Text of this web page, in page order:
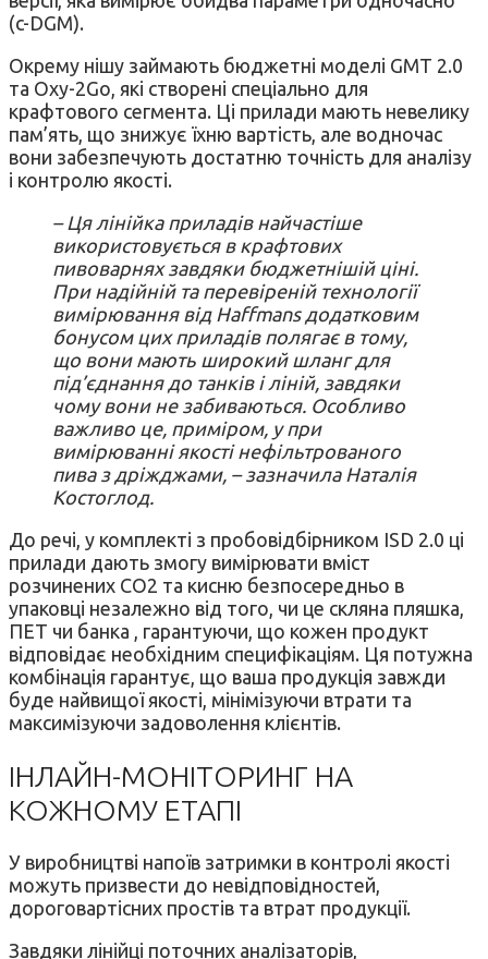
(c-DGM).
Окрему нішу займають бюджетні моделі GMT 2.0
та Oxy-2Go, які створені спеціально для
крафтового сегмента. Ці прилади мають невелику
пам’ять, що знижує їхню вартість, але водночас
вони забезпечують достатню точність для аналізу
і контролю якості.
– Ця лінійка приладів найчастіше
використовується в крафтових
пивоварнях завдяки бюджетнішій ціні.
При надійній та перевіреній технології
вимірювання від Haffmans додатковим
бонусом цих приладів полягає в тому,
що вони мають широкий шланг для
під’єднання до танків і ліній, завдяки
чому вони не забиваються. Особливо
важливо це, приміром, у при
вимірюванні якості нефільтрованого
пива з дріжджами, – зазначила Наталія
Костоглод.
До речі, у комплекті з пробовідбірником ISD 2.0 ці
прилади дають змогу вимірювати вміст
розчинених CO2 та кисню безпосередньо в
упаковці незалежно від того, чи це скляна пляшка,
ПЕТ чи банка , гарантуючи, що кожен продукт
відповідає необхідним специфікаціям. Ця потужна
комбінація гарантує, що ваша продукція завжди
буде найвищої якості, мінімізуючи втрати та
максимізуючи задоволення клієнтів.
ІНЛАЙН-МОНІТОРИНГ НА
КОЖНОМУ ЕТАПІ
У виробництві напоїв затримки в контролі якості
можуть призвести до невідповідностей,
дороговартісних простів та втрат продукції.
Завдяки лінійці поточних аналізаторів,